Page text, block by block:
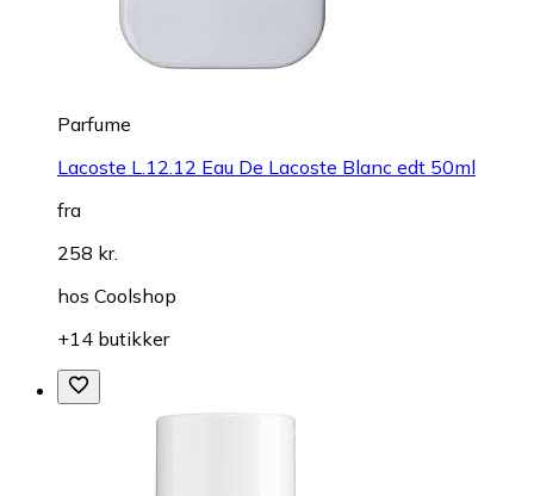
Parfume
Lacoste L.12.12 Eau De Lacoste Blanc edt 50ml
fra
258 kr.
hos Coolshop
+14 butikker